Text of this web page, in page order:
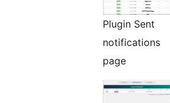
Plugin Sent
notifications
page